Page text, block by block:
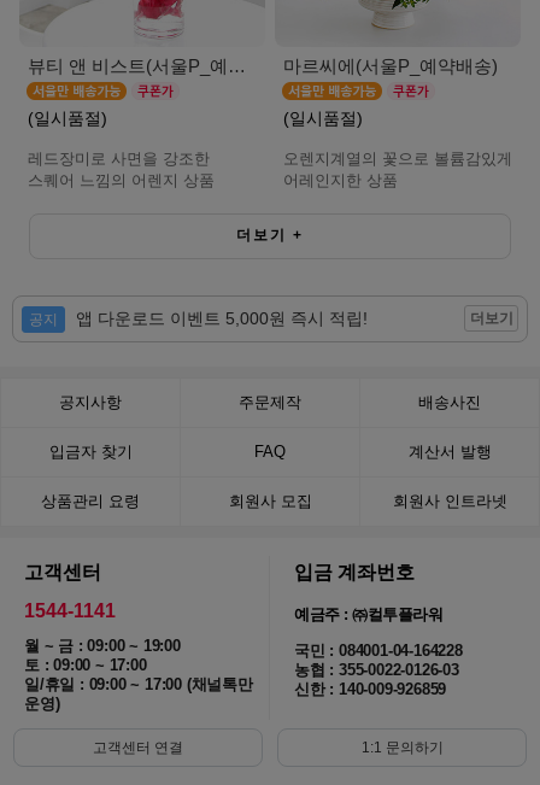
뷰티 앤 비스트(서울P_예약배송)
(일시품절)
레드장미로 사면을 강조한
스퀘어 느낌의 어렌지 상품
마르씨에(서울P_예약배송)
(일시품절)
오렌지계열의 꽃으로 볼륨감있게
어레인지한 상품
더보기 +
공지 앱 다운로드 이벤트 5,000원 즉시 적립! 더보기
공지사항 주문제작 배송사진
입금자 찾기 FAQ 계산서 발행
상품관리 요령 회원사 모집 회원사 인트라넷
고객센터
1544-1141
월 ~ 금 : 09:00 ~ 19:00
토 : 09:00 ~ 17:00
일/휴일 : 09:00 ~ 17:00 (채널톡만
운영)
입금 계좌번호
예금주 : ㈜컬투플라워
국민 : 084001-04-164228
농협 : 355-0022-0126-03
신한 : 140-009-926859
고객센터 연결 1:1 문의하기